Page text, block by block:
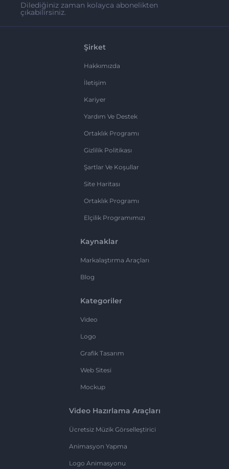
Dilediğiniz zaman kolayca abonelikten
çıkabilirsiniz.
Şirket
Hakkımızda
İletişim
Kariyer
Yardım Ve Destek
Ortaklık Programı
Gizlilik Politikası
Şartlar Ve Koşullar
Site Haritası
Ortaklık Programı
Elçilik Programımızı
Kaynaklar
Markalaştırma Araçları
Blog
Kategoriler
Video
Logo
Grafik Tasarım
Web Sitesi
Mockup
Video Hazırlama Araçları
Ücretsiz Müzik Görselleştirici
Animasyon Yapma
Logo Animasyonu